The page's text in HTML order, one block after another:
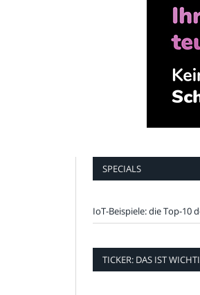
SPECIALS
IoT-Beispiele: die Top-10
TICKER: DAS IST